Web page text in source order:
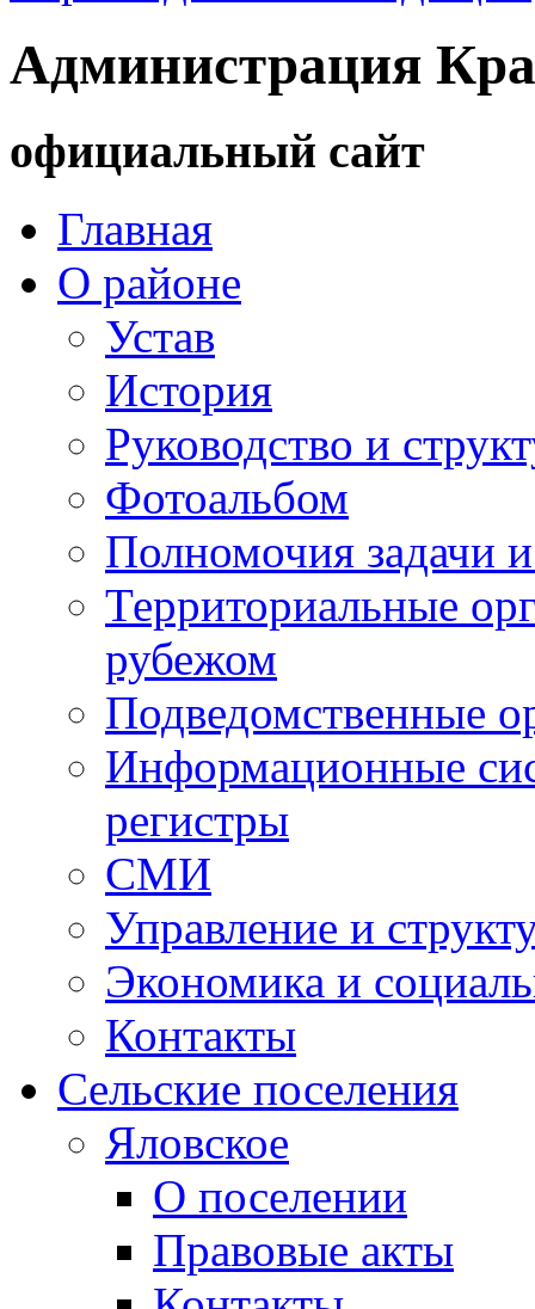
Администрация
официальный сайт
Главная
О районе
Устав
История
Руководство и
Фотоальбом
Полномочия задачи
Территориальные
рубежом
Подведомственные
Информационные
регистры
СМИ
Управление и
Экономика и
Контакты
Сельские поселения
Яловское
О поселении
Правовые акты